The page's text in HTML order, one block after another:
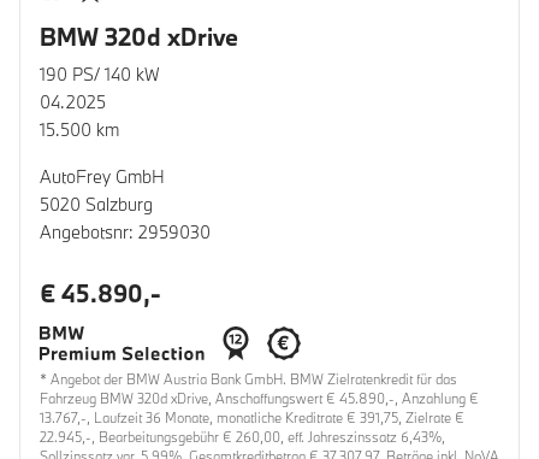
BMW 320d xDrive
190 PS/ 140 kW
04.2025
15.500 km
AutoFrey GmbH
5020 Salzburg
Angebotsnr: 2959030
€ 45.890,-
* Angebot der BMW Austria Bank GmbH. BMW Zielratenkredit für das
Fahrzeug BMW 320d xDrive, Anschaffungswert € 45.890,-, Anzahlung €
13.767,-, Laufzeit 36 Monate, monatliche Kreditrate € 391,75, Zielrate €
22.945,-, Bearbeitungsgebühr € 260,00, eff. Jahreszinssatz 6,43%,